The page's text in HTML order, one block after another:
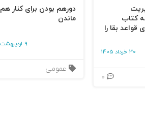
کتاب
بقا را
30 خرداد 1405
دورهم بودن برای کنار هم
ماندن
9 اردیبهشت 1405
عمومی